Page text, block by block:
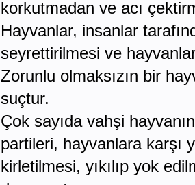
korkutmadan ve acı
Hayvanlar, insanlar
seyrettirilmesi ve
Zorunlu olmaksızın bir
suçtur.
Çok sayıda vahşi
partileri, hayvanlara karşı
kirletilmesi, yıkılıp yok